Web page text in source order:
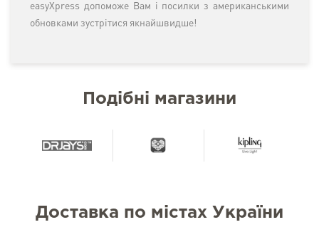
easyXpress допоможе Вам і посилки з американськими
обновками зустрітися якнайшвидше!
Подібні магазини
Доставка по містах України